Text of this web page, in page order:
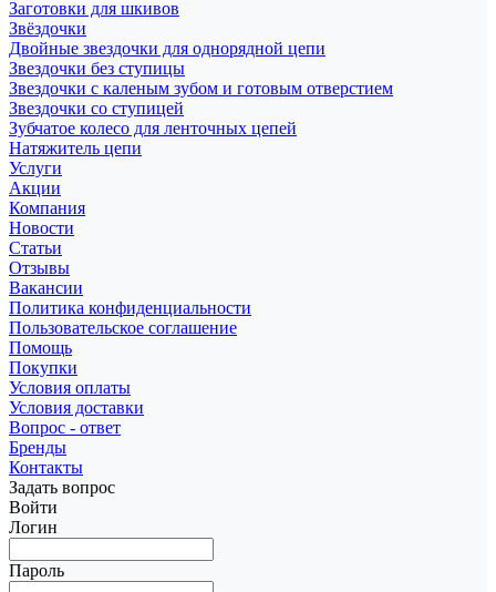
Заготовки для шкивов
Звёздочки
Двойные звездочки для однорядной цепи
Звездочки без ступицы
Звездочки с каленым зубом и готовым отверстием
Звездочки со ступицей
Зубчатое колесо для ленточных цепей
Натяжитель цепи
Услуги
Акции
Компания
Новости
Статьи
Отзывы
Вакансии
Политика конфиденциальности
Пользовательское соглашение
Помощь
Покупки
Условия оплаты
Условия доставки
Вопрос - ответ
Бренды
Контакты
Задать вопрос
Войти
Логин
Пароль